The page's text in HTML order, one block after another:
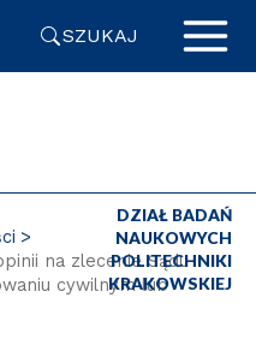
SZUKAJ
DZIAŁ BADAŃ
NAUKOWYCH
POLITECHNIKI
KRAKOWSKIEJ
na zlecenie Sądu
cywilnym lub